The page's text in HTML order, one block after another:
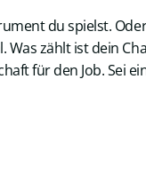
du spielst.
Was zählt ist dein
für den Job. Sei